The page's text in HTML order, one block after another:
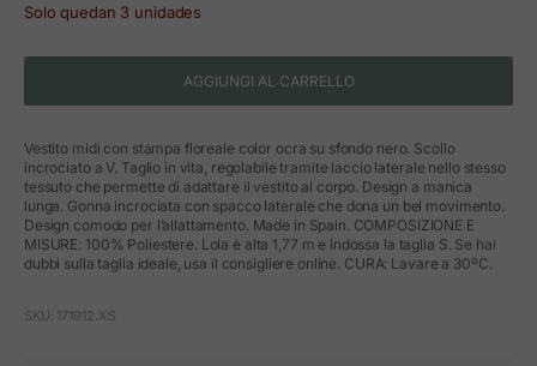
Solo quedan 3 unidades
AGGIUNGI AL CARRELLO
Vestito midi con stampa floreale color ocra su sfondo nero. Scollo
incrociato a V. Taglio in vita, regolabile tramite laccio laterale nello stesso
tessuto che permette di adattare il vestito al corpo. Design a manica
lunga. Gonna incrociata con spacco laterale che dona un bel movimento.
Design comodo per l’allattamento. Made in Spain. COMPOSIZIONE E
MISURE: 100% Poliestere. Lola è alta 1,77 m e indossa la taglia S. Se hai
dubbi sulla taglia ideale, usa il consigliere online. CURA: Lavare a 30ºC.
SKU: 171912.XS